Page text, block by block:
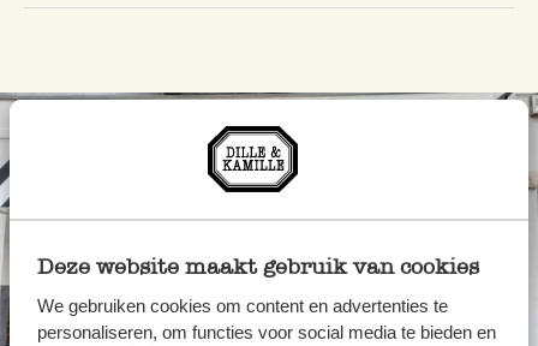
Deze website maakt gebruik van cookies
We gebruiken cookies om content en advertenties te
personaliseren, om functies voor social media te bieden en